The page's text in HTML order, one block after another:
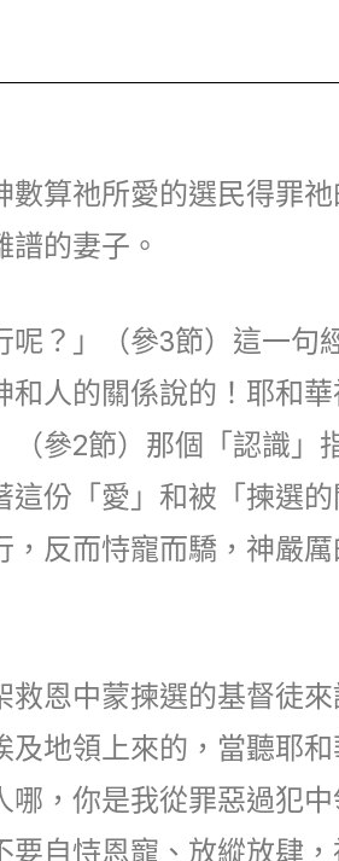
數算祂所愛的選民得罪
的妻子。
呢？」（參3節）這一
和人的關係說的！耶和
（參2節）那個「認識
這份「愛」和被「揀選
，反而恃寵而驕，神嚴
救恩中蒙揀選的基督徒
及地領上來的，當聽耶
，你是我從罪惡過犯
自恃恩寵、放縱放肆，